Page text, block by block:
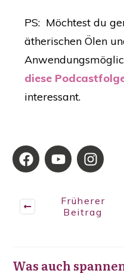
PS: Möchtest du
ätherischen Ölen
diese
interessant.
Früherer
Beitrag
Was auch